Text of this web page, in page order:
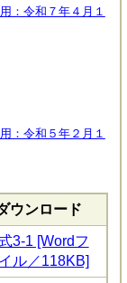
：令和７年４月１
：令和５年２月１
ウンロード
3-1 [Wordフ
ル／118KB]